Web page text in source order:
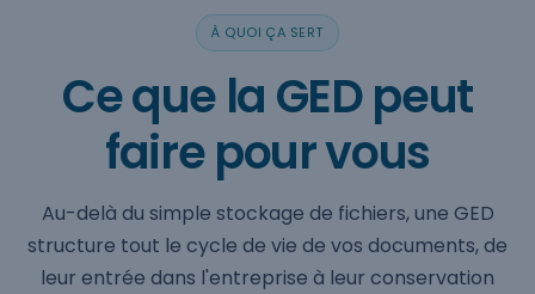
À QUOI ÇA SERT
Ce que la GED peut
faire pour vous
Au-delà du simple stockage de fichiers, une GED
structure tout le cycle de vie de vos documents, de
leur entrée dans l'entreprise à leur conservation